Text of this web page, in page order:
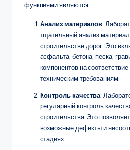
функциями являются:
Анализ материалов:
тщательный анализ
строительстве дорог. Это
асфальта, бетона, песка,
компонентов на
техническим требованиям.
Контроль качества:
регулярный контроль
строительства. Это
возможные дефекты и
стадиях.